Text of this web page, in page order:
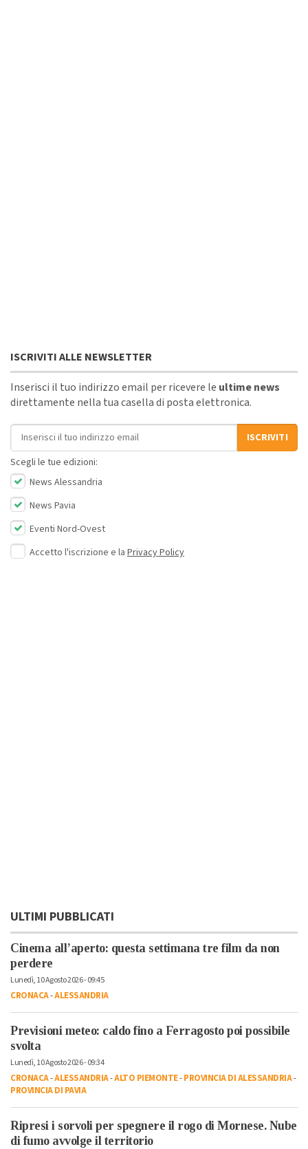
ISCRIVITI ALLE NEWSLETTER
Inserisci il tuo indirizzo email per ricevere le ultime news
direttamente nella tua casella di posta elettronica.
Indirizzo email
ISCRIVITI
Scegli le tue edizioni:
News Alessandria
News Pavia
Eventi Nord-Ovest
Accetto l'iscrizione e la Privacy Policy
ULTIMI PUBBLICATI
Cinema all’aperto: questa settimana tre film da non
perdere
Lunedì, 10 Agosto 2026 - 09:45
CRONACA-ALESSANDRIA
Previsioni meteo: caldo fino a Ferragosto poi possibile
svolta
Lunedì, 10 Agosto 2026 - 09:34
CRONACA-ALESSANDRIA-ALTO PIEMONTE-PROVINCIA DI ALESSANDRIA-
PROVINCIA DI PAVIA
Ripresi i sorvoli per spegnere il rogo di Mornese. Nube
di fumo avvolge il territorio